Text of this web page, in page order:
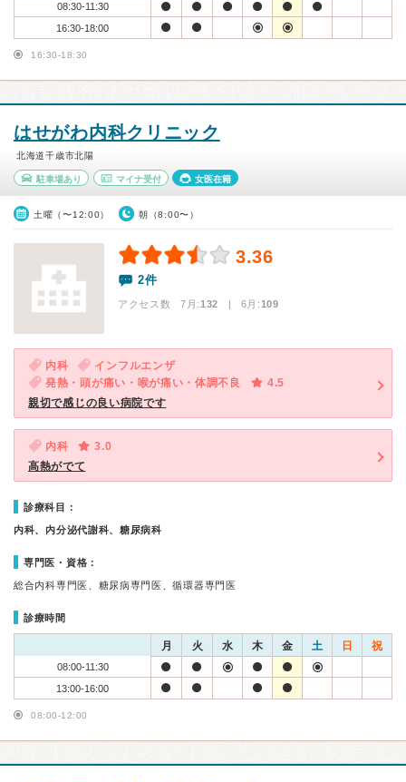
08:30-11:30
16:30-18:00
16:30-18:30
はせがわ内科クリニック
北海道千歳市北陽
駐車場あり マイナ受付 女医在籍
土曜（〜12:00） 朝（8:00〜）
3.36
2件
アクセス数 7月:132 | 6月:109
内科
インフルエンザ
発熱・頭が痛い・喉が痛い・体調不良
4.5
親切で感じの良い病院です
内科
3.0
高熱がでて
診療科目：
内科、内分泌代謝科、糖尿病科
専門医・資格：
総合内科専門医、糖尿病専門医、循環器専門医
診療時間
月 火 水 木 金 土 日 祝
08:00-11:30
13:00-16:00
08:00-12:00